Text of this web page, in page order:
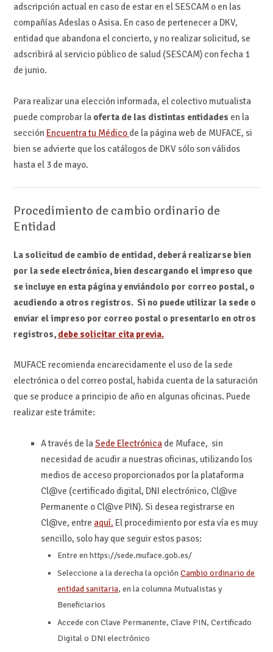
adscripción actual en caso de estar en el SESCAM o en las
compañías Adeslas o Asisa. En caso de pertenecer a DKV,
entidad que abandona el concierto, y no realizar solicitud, se
adscribirá al servicio público de salud (SESCAM) con fecha 1
de junio.
Para realizar una elección informada, el colectivo mutualista
puede comprobar la oferta de las distintas entidades en la
sección Encuentra tu Médico de la página web de MUFACE, si
bien se advierte que los catálogos de DKV sólo son válidos
hasta el 3 de mayo.
Procedimiento de cambio ordinario de
Entidad
La solicitud de cambio de entidad, deberá realizarse bien
por la sede electrónica, bien descargando el impreso que
se incluye en esta página y enviándolo por correo postal, o
acudiendo a otros registros. Si no puede utilizar la sede o
enviar el impreso por correo postal o presentarlo en otros
registros, debe solicitar cita previa.
MUFACE recomienda encarecidamente el uso de la sede
electrónica o del correo postal, habida cuenta de la saturación
que se produce a principio de año en algunas oficinas. Puede
realizar este trámite:
A través de laSede Electrónicade Muface, sin
necesidad de acudir a nuestras oficinas, utilizando los
medios de acceso proporcionados por la plataforma
Cl@ve (certificado digital, DNI electrónico, Cl@ve
Permanente o Cl@ve PIN). Si desea registrarse en
Cl@ve, entre aquí. El procedimiento por esta vía es muy
sencillo, solo hay que seguir estos pasos:
Entre en https://sede.muface.gob.es/
Seleccione a la derecha la opciónCambio ordinario de
entidad sanitaria, en la columna Mutualistas y
Beneficiarios
Accede con Clave Permanente, Clave PIN, Certificado
Digital o DNI electrónico